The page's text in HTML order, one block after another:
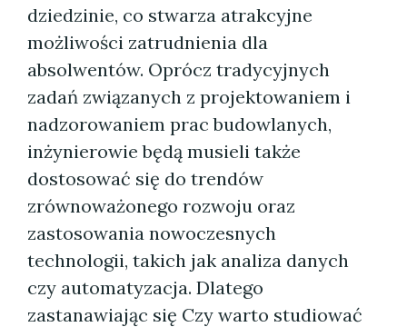
dziedzinie, co stwarza atrakcyjne
możliwości zatrudnienia dla
absolwentów. Oprócz tradycyjnych
zadań związanych z projektowaniem i
nadzorowaniem prac budowlanych,
inżynierowie będą musieli także
dostosować się do trendów
zrównoważonego rozwoju oraz
zastosowania nowoczesnych
technologii, takich jak analiza danych
czy automatyzacja. Dlatego
zastanawiając się Czy warto studiować